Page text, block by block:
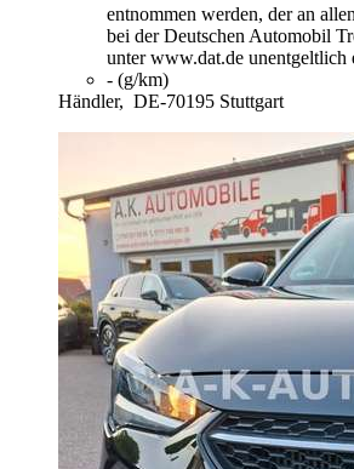
entnommen werden, der an
bei der Deutschen Automobil
unter www.dat.de unentgeltlich
- (g/km)
Händler, DE-70195 Stuttgart